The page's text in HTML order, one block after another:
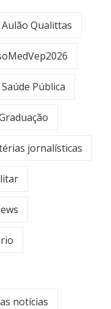
Aulão Qualittas
Pública
jornalísticas
notícias